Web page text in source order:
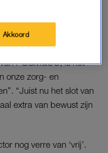
klachten aan
PGGM&CO, is het
onze zorg- en
“Juist nu het slot van
extra van bewust zijn
nog verre van ‘vrij’.
Akkoord